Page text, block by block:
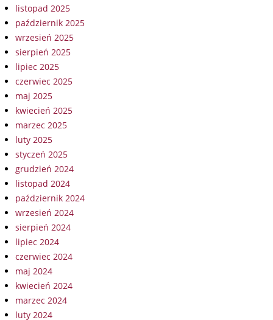
listopad 2025
październik 2025
wrzesień 2025
sierpień 2025
lipiec 2025
czerwiec 2025
maj 2025
kwiecień 2025
marzec 2025
luty 2025
styczeń 2025
grudzień 2024
listopad 2024
październik 2024
wrzesień 2024
sierpień 2024
lipiec 2024
czerwiec 2024
maj 2024
kwiecień 2024
marzec 2024
luty 2024